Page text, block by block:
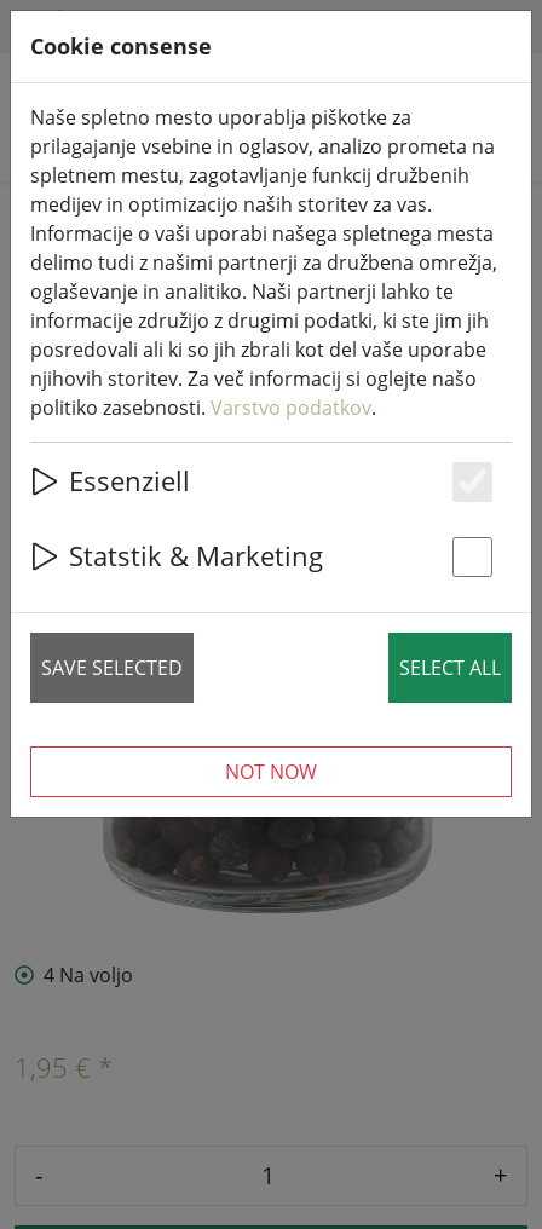
Iskanje izdelkov
Home Kuhinja in hrana Kuhinjski pripomočki
Okrogli stekleni kozarec za
shranjevanje Galzone s ključavnico
4 Na voljo
1,95 € *
- +
Cookie consense
Naše spletno mesto uporablja piškotke za
prilagajanje vsebine in oglasov, analizo prometa na
spletnem mestu, zagotavljanje funkcij družbenih
medijev in optimizacijo naših storitev za vas.
Informacije o vaši uporabi našega spletnega mesta
delimo tudi z našimi partnerji za družbena omrežja,
oglaševanje in analitiko. Naši partnerji lahko te
informacije združijo z drugimi podatki, ki ste jim jih
posredovali ali ki so jih zbrali kot del vaše uporabe
njihovih storitev. Za več informacij si oglejte našo
politiko zasebnosti. Varstvo podatkov.
Essenziell
Statstik & Marketing
SAVE SELECTED SELECT ALL
NOT NOW